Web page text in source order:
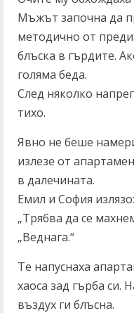
Мъжът започна да
методично от
блъска в гърдите.
голяма беда.
След няколко
тихо.
Явно не беше
излезе от
в далечината.
Емил и София
„Трябва да се
„Веднага.“
Те напуснаха
хаоса зад гърба си.
въздух ги блъсна.